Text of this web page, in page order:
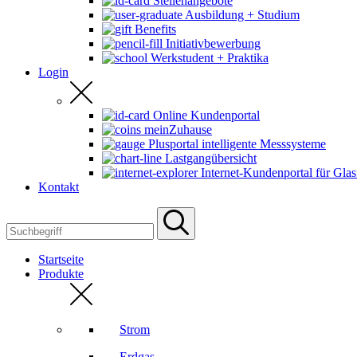
Ausbildung + Studium
Benefits
Initiativbewerbung
Werkstudent + Praktika
Login
Online Kundenportal
meinZuhause
Plusportal intelligente Messsysteme
Lastgangübersicht
Internet-Kundenportal für
Kontakt
Startseite
Produkte
Strom